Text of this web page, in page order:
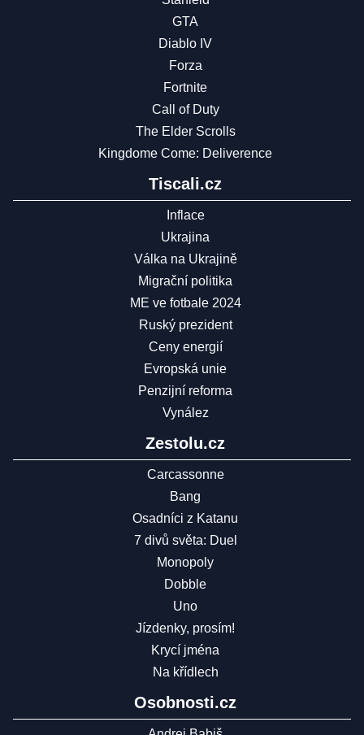
GTA
Diablo IV
Forza
Fortnite
Call of Duty
The Elder Scrolls
Kingdome Come: Deliverence
Tiscali.cz
Inflace
Ukrajina
Válka na Ukrajině
Migrační politika
ME ve fotbale 2024
Ruský prezident
Ceny energií
Evropská unie
Penzijní reforma
Vynález
Zestolu.cz
Carcassonne
Bang
Osadníci z Katanu
7 divů světa: Duel
Monopoly
Dobble
Uno
Jízdenky, prosím!
Krycí jména
Na křídlech
Osobnosti.cz